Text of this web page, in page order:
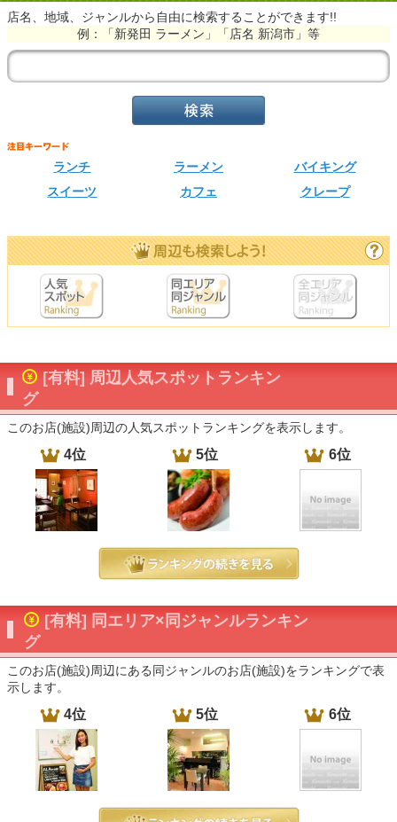
店名、地域、ジャンルから自由に検索することができます!!
例：「新発田 ラーメン」「店名 新潟市」等
ランチ ラーメン
バイキング
スイーツ
カフェ クレープ
[有料] 周辺人気スポットランキン
グ
このお店(施設)周辺の人気スポットランキングを表示します。
4位 5位 6位
[有料] 同エリア×同ジャンルランキン
グ
このお店(施設)周辺にある同ジャンルのお店(施設)をランキングで表
示します。
4位 5位 6位